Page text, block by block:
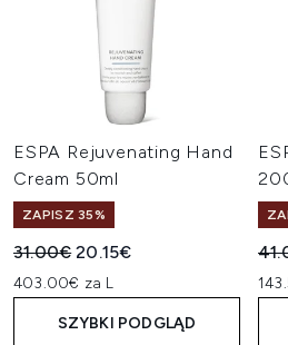
ESPA Rejuvenating Hand
Cream 50ml
ZAPISZ 35%
Sugerowana cena detaliczna:
31.00€Aktualna cena:
20.15€
403.00€ za L
SZYBKI PODGLĄD